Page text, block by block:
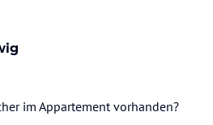
im Appartement vorhanden?